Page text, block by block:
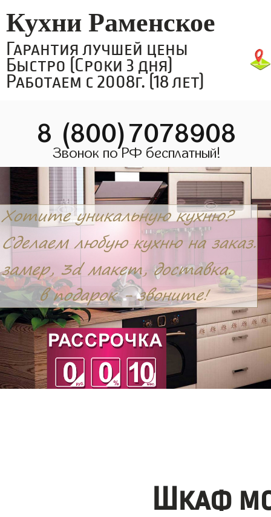
Кухни Раменское
Гарантия лучшей цены
Быстро (Сроки 3 дня)
Работаем с 2008г. (18 лет)
8 (800)7078908
Звонок по РФ бесплатный!
Шкаф